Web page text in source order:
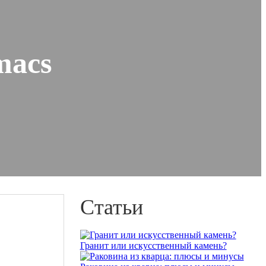
Статьи
Гранит или искусственный камень?